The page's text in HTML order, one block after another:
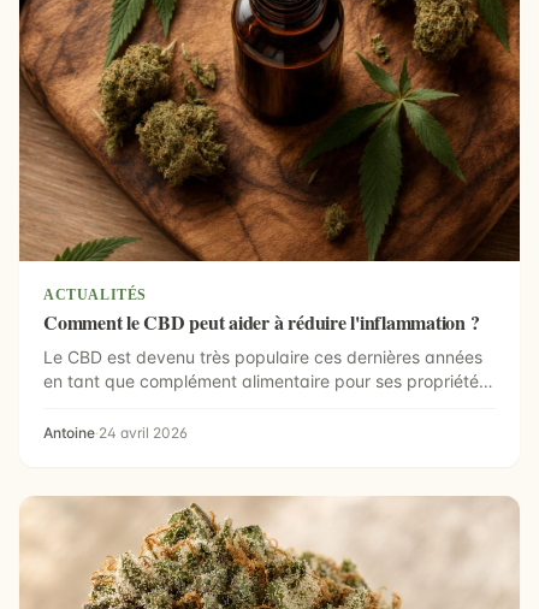
ACTUALITÉS
Comment le CBD peut aider à réduire l'inflammation ?
Le CBD est devenu très populaire ces dernières années
en tant que complément alimentaire pour ses propriétés
...
Antoine·24 avril 2026